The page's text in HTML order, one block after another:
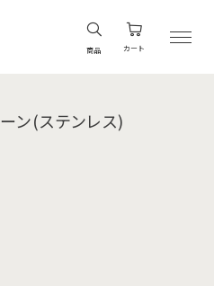
商品 カート
ン(ステンレス)